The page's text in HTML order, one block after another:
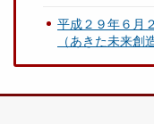
平成２９年６月
（あきた未来